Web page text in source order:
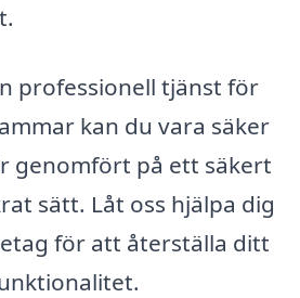
professionell tjänst för
kan du vara säker
genomfört på ett säkert
sätt. Låt oss hjälpa dig
för att återställa ditt